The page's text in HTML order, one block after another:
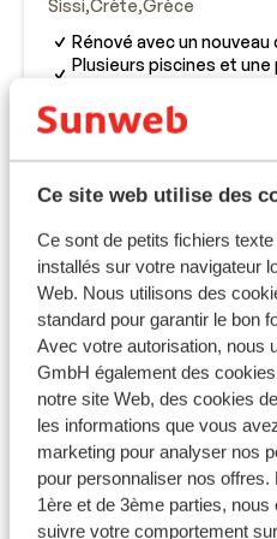
Ce site web utilise des
Ce sont de petits fichiers
installés sur votre navigateur
Web. Nous utilisons des
standard pour garantir le bon
Avec votre autorisation, nous
GmbH également des
notre site Web, des cookies
les informations que vous
marketing pour analyser nos
pour personnaliser nos
1ère et de 3ème parties,
suivre votre comportement
Sissi Crète Grèce
Rénové avec un nouveau
Plusieurs piscines et
Suites avec piscine privée
En bord de mer, à
Mar. 13 Oct. - Mar. 20 Oct.
Petit-déjeuner
2pers.
Informations
* ATTENTION !
Tous les voyageurs
Passenger Locator Form »